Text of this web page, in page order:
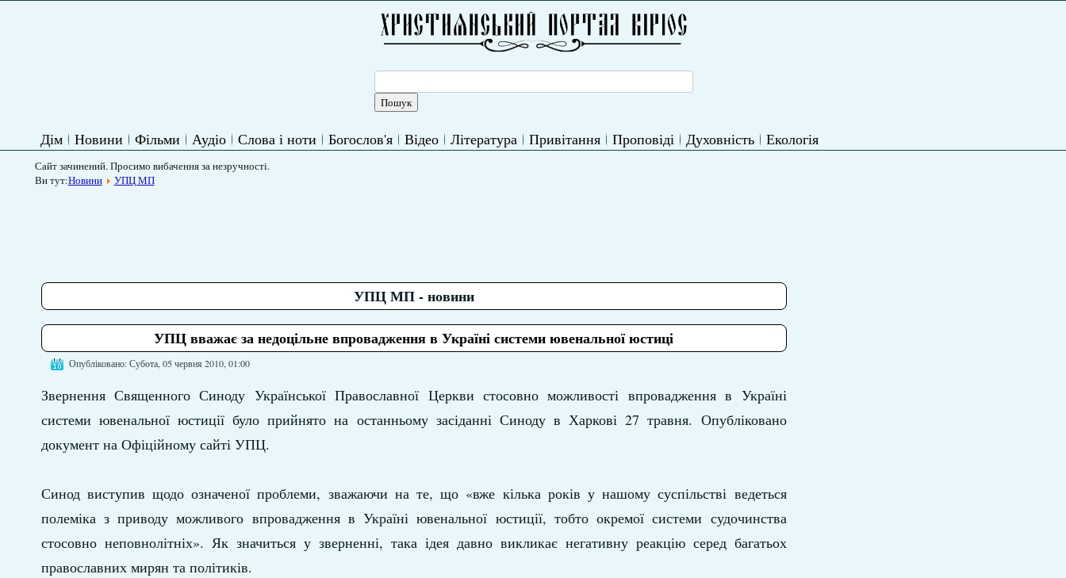
Дім Новини Фільми Аудіо Слова і ноти Богослов'я Відео Література Привітання Проповіді Духовність Екологія
Сайт зачинений. Просимо вибачення за незручності.
Ви тут:Новини УПЦ МП
УПЦ МП - новини
УПЦ вважає за недоцільне впровадження в Україні системи ювенальної юстиці
Опубліковано: Субота, 05 червня 2010, 01:00
Звернення Священного Синоду Української Православної Церкви стосовно можливості впровадження в Україні
системи ювенальної юстиції було прийнято на останньому засіданні Синоду в Харкові 27 травня. Опубліковано
документ на Офіційному сайті УПЦ.
Синод виступив щодо означеної проблеми, зважаючи на те, що «вже кілька років у нашому суспільстві ведеться
полеміка з приводу можливого впровадження в Україні ювенальної юстиції, тобто окремої системи судочинства
стосовно неповнолітніх». Як значиться у зверненні, така ідея давно викликає негативну реакцію серед багатьох
православних мирян та політиків.